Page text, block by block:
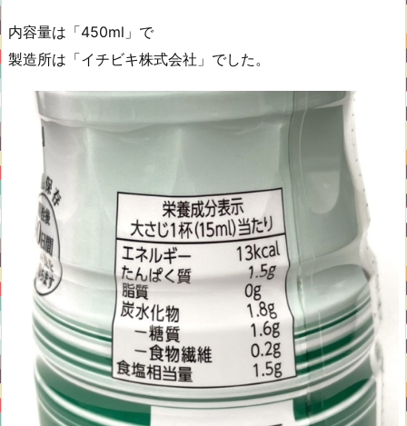
内容量は「450ml」で
製造所は「イチビキ株式会社」でした。